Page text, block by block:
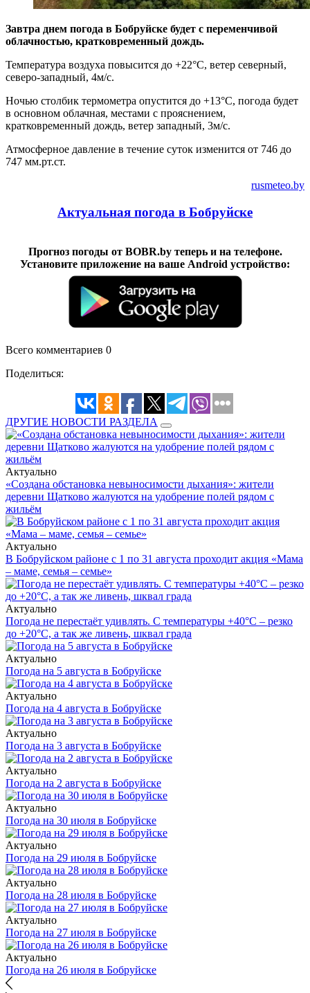
Завтра днем погода в Бобруйске будет с переменчивой
облачностью, кратковременный дождь.
Температура воздуха повысится до +22°C, ветер северный,
северо-западный, 4м/с.
Ночью столбик термометра опустится до +13°C, погода будет
в основном облачная, местами с прояснением,
кратковременный дождь, ветер западный, 3м/с.
Атмосферное давление в течение суток изменится от 746 до
747 мм.рт.ст.
rusmeteo.by
Актуальная погода в Бобруйске
Прогноз погоды от BOBR.by теперь и на телефоне.
Установите приложение на ваше Android устройство:
Всего комментариев 0
Поделиться:
ДРУГИЕ НОВОСТИ РАЗДЕЛА
Актуально
«Создана обстановка невыносимости дыхания»: жители
деревни Щатково жалуются на удобрение полей рядом с
жильём
Актуально
В Бобруйском районе с 1 по 31 августа проходит акция «Мама
– маме, семья – семье»
Актуально
Погода не перестаёт удивлять. С температуры +40°С – резко
до +20°С, а так же ливень, шквал града
Актуально
Погода на 5 августа в Бобруйске
Актуально
Погода на 4 августа в Бобруйске
Актуально
Погода на 3 августа в Бобруйске
Актуально
Погода на 2 августа в Бобруйске
Актуально
Погода на 30 июля в Бобруйске
Актуально
Погода на 29 июля в Бобруйске
Актуально
Погода на 28 июля в Бобруйске
Актуально
Погода на 27 июля в Бобруйске
Актуально
Погода на 26 июля в Бобруйске